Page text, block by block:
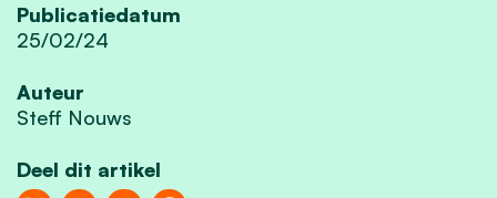
Publicatiedatum
25/02/24
Auteur
Steff Nouws
Deel dit artikel